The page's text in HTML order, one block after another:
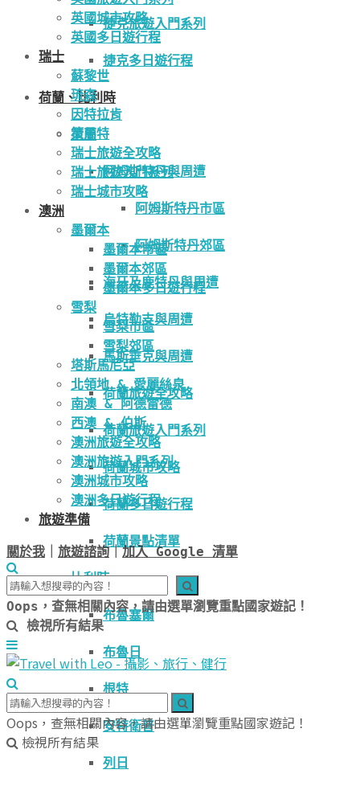
捷克旅遊入門系列
捷克多日遊行程
荷蘭、比利時
荷蘭
阿姆斯特丹與周遭
阿姆斯特丹市區
阿姆斯特丹郊區
海牙及鹿特丹與周遭
烏特勒支與周遭
馬斯垂克與周遭
荷蘭旅遊全攻略
荷蘭旅遊入門系列
荷蘭城市攻略
荷蘭多日遊行程
荷蘭景點清單
比利時
布魯塞爾
布魯日
根特
安特衛普
列日
英國城市攻略
英國多日遊行程
瑞士
蘇黎世
琉森
因特拉肯
策馬特
瑞士旅遊全攻略
瑞士旅遊入門系列
瑞士城市攻略
澳洲
墨爾本
墨爾本市區
墨爾本郊區
墨爾本多日遊行程
雪梨
雪梨市區
雪梨郊區
塔斯馬尼亞
北領地 & 愛麗絲泉
南澳 & 阿德雷德
西澳 & 伯斯
澳洲旅遊全攻略
澳洲旅遊入門系列
澳洲城市攻略
澳洲多日遊行程
旅遊準備
關於我 旅遊諮詢｜加入 Google 清單
Oops，查無相關內容，請由選單瀏覽重點國家遊記！
檢視所有結果
Oops，查無相關內容，請由選單瀏覽重點國家遊記！
檢視所有結果